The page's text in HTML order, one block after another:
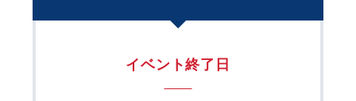
イベント終了日